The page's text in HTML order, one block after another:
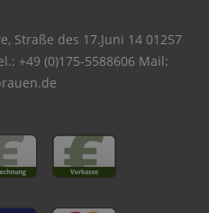
Straße des 17.Juni 14 01257
+49 (0)175-5588606 Mail: